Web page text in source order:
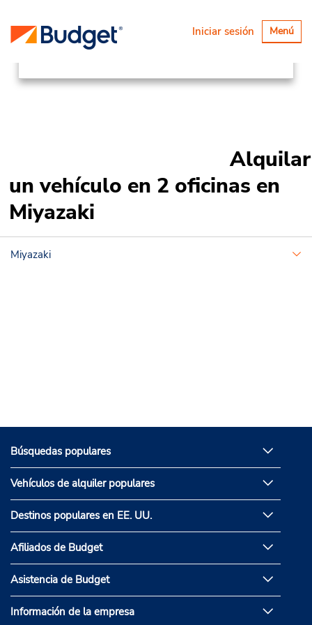
Alternar
Menú
Iniciar sesión
Ubicaciones Asia Pacific
Japan
Miyazaki
Alquilar
un vehículo en 2 oficinas en
Miyazaki
Miyazaki
Búsquedas populares
Vehículos de alquiler populares
Destinos populares en EE. UU.
Afiliados de Budget
Asistencia de Budget
Información de la empresa